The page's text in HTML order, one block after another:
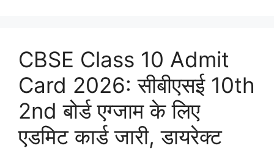
CBSE Class 10 Admit
Card 2026: सीबीएसई 10th
2nd बोर्ड एग्जाम के लिए
एडमिट कार्ड जारी, डायरेक्ट